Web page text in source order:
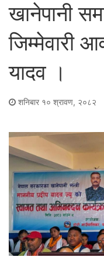
खानेपानी
जिम्मेवारी
यादव ।
शनिबार १० श्रावण, २०८२